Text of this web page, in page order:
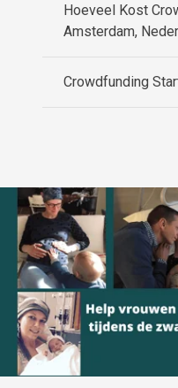
Hoeveel Kost
Amsterdam,
Crowdfunding